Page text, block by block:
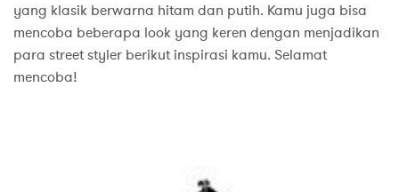
yang klasik berwarna hitam dan putih. Kamu juga bisa
mencoba beberapa look yang keren dengan menjadikan
para street styler berikut inspirasi kamu. Selamat
mencoba!